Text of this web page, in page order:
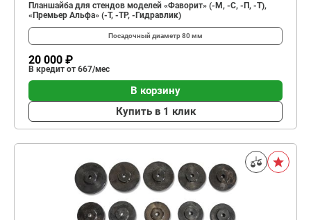
Планшайба для стендов моделей «Фаворит» (-М, -С, -П, -Т),
«Премьер Альфа» (-Т, -ТР, -Гидравлик)
Посадочный диаметр80 мм
20 000 ₽
В кредит от 667/мес
В корзину
Купить в 1 клик